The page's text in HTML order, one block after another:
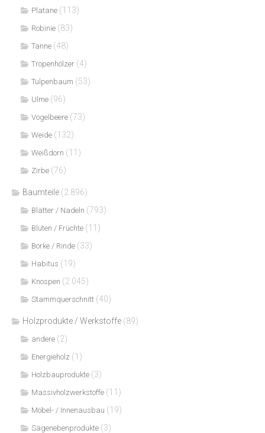
Platane (113)
Robinie (83)
Tanne (48)
Tropenhölzer (4)
Tulpenbaum (53)
Ulme (96)
Vogelbeere (73)
Weide (132)
Weißdorn (11)
Zirbe (76)
Baumteile (2.896)
Blätter / Nadeln (793)
Blüten / Früchte (11)
Borke / Rinde (33)
Habitus (19)
Knospen (2.045)
Stammquerschnitt (40)
Holzprodukte / Werkstoffe (89)
andere (2)
Energieholz (1)
Holzbauprodukte (3)
Massivholzwerkstoffe (11)
Möbel- / Innenausbau (19)
Sägenebenprodukte (3)